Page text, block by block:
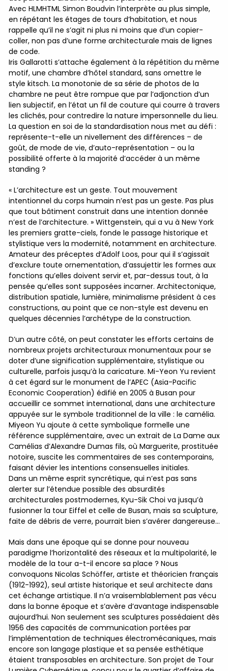
Avec HLMHTML Simon Boudvin l’interprète au plus simple,
en répétant les étages de tours d’habitation, et nous
rappelle qu’il ne s’agit ni plus ni moins que d’un copier-
coller, non pas d’une forme architecturale mais de lignes
de code.
Iris Gallarotti s’attache également à la répétition du même
motif, une chambre d’hôtel standard, sans omettre le
style kitsch. La monotonie de sa série de photos de la
chambre ne peut être rompue que par l’adjonction d’un
lien subjectif, en l’état un fil de couture qui courre à travers
les clichés, pour contredire la nature impersonnelle du lieu.
La question en soi de la standardisation nous met au défi :
représente-t-elle un nivellement des différences – de
goût, de mode de vie, d’auto-représentation – ou la
possibilité offerte à la majorité d’accéder à un même
standing ?
« L’architecture est un geste. Tout mouvement
intentionnel du corps humain n’est pas un geste. Pas plus
que tout bâtiment construit dans une intention donnée
n’est de l’architecture. » Wittgenstein, qui a vu à New York
les premiers gratte-ciels, fonde le passage historique et
stylistique vers la modernité, notamment en architecture.
Amateur des préceptes d’Adolf Loos, pour qui il s’agissait
d’exclure toute ornementation, d’assujettir les formes aux
fonctions qu’elles doivent servir et, par-dessus tout, à la
pensée qu’elles sont supposées incarner. Architectonique,
distribution spatiale, lumière, minimalisme président à ces
constructions, au point que ce non-style est devenu en
quelques décennies l’archétype de la construction.
D’un autre côté, on peut constater les efforts certains de
nombreux projets architecturaux monumentaux pour se
doter d’une signification supplémentaire, stylistique ou
culturelle, parfois jusqu’à la caricature. Mi-Yeon Yu revient
à cet égard sur le monument de l’APEC (Asia-Pacific
Economic Cooperation) édifié en 2005 à Busan pour
accueillir ce sommet international, dans une architecture
appuyée sur le symbole traditionnel de la ville : le camélia.
Miyeon Yu ajoute à cette symbolique formelle une
référence supplémentaire, avec un extrait de La Dame aux
Camélias d’Alexandre Dumas fils, où Marguerite, prostituée
notoire, suscite les commentaires de ses contemporains,
faisant dévier les intentions consensuelles initiales.
Dans un même esprit syncrétique, qui n’est pas sans
alerter sur l’étendue possible des absurdités
architecturales postmodernes, Kyu-Sik Choi va jusqu’à
fusionner la tour Eiffel et celle de Busan, mais sa sculpture,
faite de débris de verre, pourrait bien s’avérer dangereuse…
Mais dans une époque qui se donne pour nouveau
paradigme l’horizontalité des réseaux et la multipolarité, le
modèle de la tour a-t-il encore sa place ? Nous
convoquons Nicolas Schöffer, artiste et théoricien français
(1912-1992), seul artiste historique et seul architecte dans
cet échange artistique. Il n’a vraisemblablement pas vécu
dans la bonne époque et s’avère d’avantage indispensable
aujourd’hui. Non seulement ses sculptures possédaient dès
1956 des capacités de communication portées par
l’implémentation de techniques électromécaniques, mais
encore son langage plastique et sa pensée esthétique
étaient transposables en architecture. Son projet de Tour